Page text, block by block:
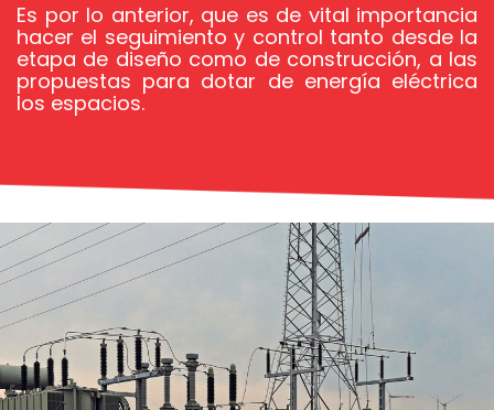
Es por lo anterior, que es de vital importancia
hacer el seguimiento y control tanto desde la
etapa de diseño como de construcción, a las
propuestas para dotar de energía eléctrica
los espacios.